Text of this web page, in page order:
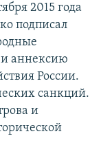
2015 года
подписал
аннексию
России.
санкций.
и